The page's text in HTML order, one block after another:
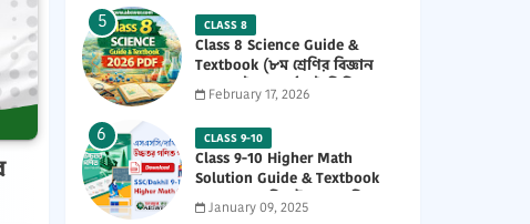
CLASS 8
Class 8 Science Guide &
Textbook (৮ম শ্রেণির বিজ্ঞান
নতুন গাইড ও পাঠ্যবই পিডিএফ)
2026 PDF
February 17, 2026
CLASS 9-10
Class 9-10 Higher Math
Solution Guide & Textbook
(৯ম-১০ম শ্রেণির উচ্চতর গণিত
সমাধান গাইড) 2025 PDF
January 09, 2025